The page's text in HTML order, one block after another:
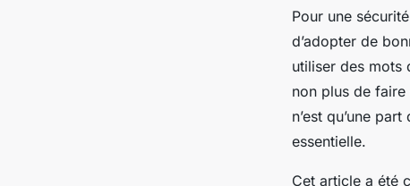
Pour une
d’adopter de
utiliser des mots
non plus de
n’est qu’une
essentielle.
Cet article a été